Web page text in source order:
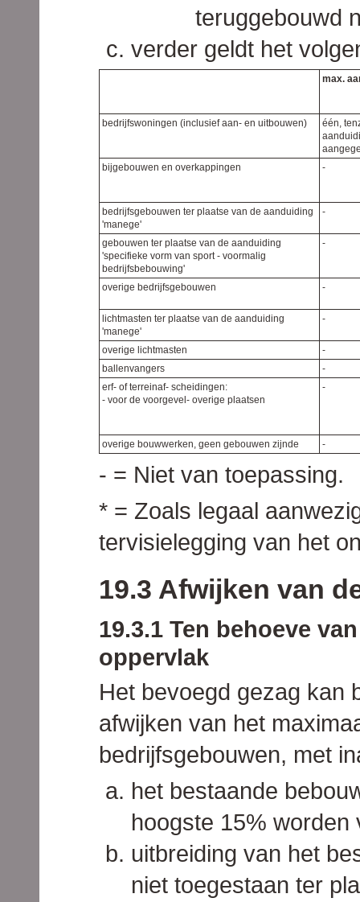
teruggebouwd
verder geldt het
max.
bedrijfswoningen (inclusief aan- en uitbouwen)
één,
bijgebouwen en overkappingen
-
bedrijfsgebouwen ter plaatse van de aanduiding
'manege'
-
gebouwen ter plaatse van de aanduiding
'specifieke vorm van sport - voormalig
bedrijfsbebouwing'
-
overige bedrijfsgebouwen -
lichtmasten ter plaatse van de aanduiding
'manege'
-
overige lichtmasten
-
ballenvangers
-
erf- of terreinaf- scheidingen:
- voor de voorgevel- overige plaatsen
-
overige bouwwerken, geen gebouwen zijnde -
- = Niet van toepassing.
* = Zoals legaal
tervisielegging van het
19.3 Afwijken van
19.3.1 Ten behoeve
oppervlak
Het bevoegd gezag kan
afwijken van het
bedrijfsgebouwen, met
het bestaande
hoogste 15% worden
uitbreiding van het
niet toegestaan ter